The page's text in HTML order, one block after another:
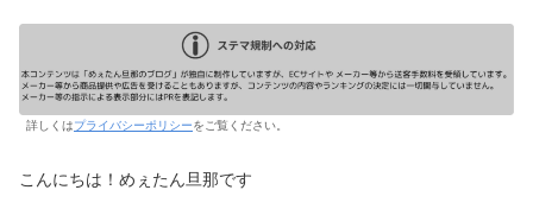
詳しくはプライバシーポリシーをご覧ください。
こんにちは！めぇたん旦那です